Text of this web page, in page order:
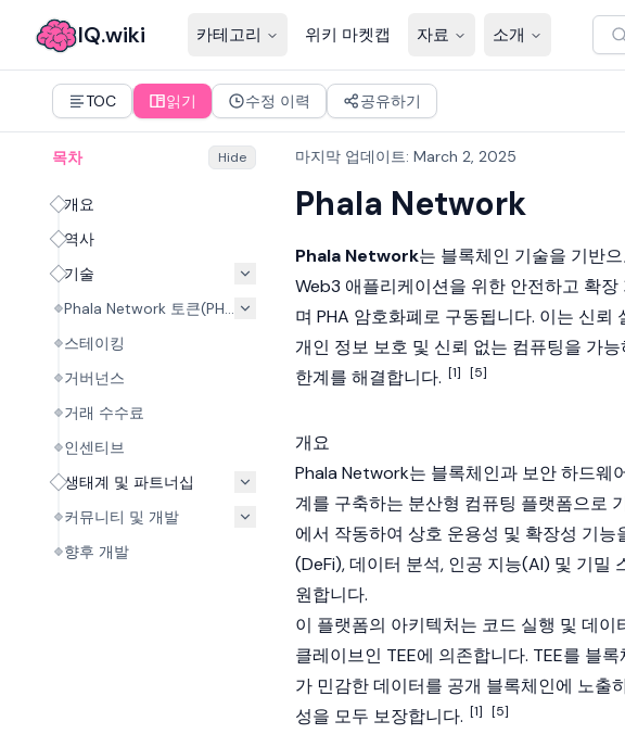
IQ.wiki 카테고리 위키 마켓캡 자료 소개
TOC 읽기 수정 이력 공유하기
목차 Hide
개요
역사
기술
Phala Network 토큰(PHA)
스테이킹
거버넌스
거래 수수료
인센티브
생태계 및 파트너십
커뮤니티 및 개발
향후 개발
마지막 업데이트: March 2, 2025
Phala Network
Phala Network는 블록체인 기술을 기반
Web3 애플리케이션을 위한 안전하고 확
며 PHA 암호화폐로 구동됩니다. 이는 신뢰
개인 정보 보호 및 신뢰 없는 컴퓨팅을 가
한계를 해결합니다. [1] [5]
개요
Phala Network는 블록체인과 보안 하드웨
계를 구축하는 분산형 컴퓨팅 플랫폼으로
에서 작동하여 상호 운용성 및 확장성 기능
(DeFi), 데이터 분석, 인공 지능(AI) 및 기밀
원합니다.
이 플랫폼의 아키텍처는 코드 실행 및 데
클레이브인 TEE에 의존합니다. TEE를 블록
가 민감한 데이터를 공개 블록체인에 노출
성을 모두 보장합니다. [1] [5]